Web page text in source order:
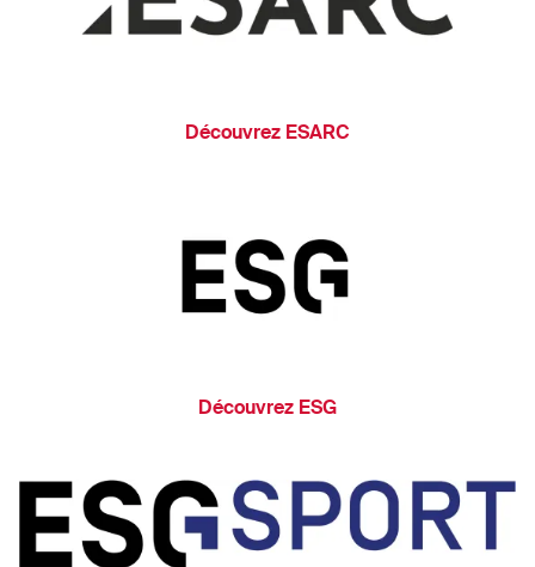
Découvrez ESARC
Découvrez ESG